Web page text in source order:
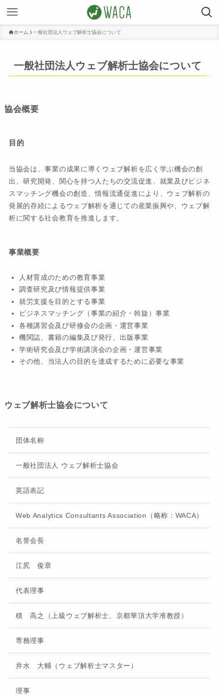
ホーム 一般社団法人ウェブ解析士協会について
一般社団法人ウェブ解析士協会について
協会概要
目的
当協会は、事業の成果に導くウェブ解析を広く学ぶ機会の創
出、研究開発、関心を持つ人たちの交流促進、就業及びビジネ
スマッチング機会の創造、情報流通促進により、ウェブ解析の
発展的存続によるウェブ解析を通じての産業振興や、ウェブ解
析に関する社会教育を推進します。
事業概要
人材育成のための教育事業
調査研究及び情報提供事業
就労支援を目的とする事業
ビジネスマッチング（事業の紹介・斡旋）事業
各種講習会及び研修会の企画・運営事業
機関誌、書籍の編集及び発行、出版事業
学術研究会及び学術講演会の企画・運営事業
その他、当法人の目的を達成するために必要な事業
ウェブ解析士協会について
団体名称
一般社団法人 ウェブ解析士協会
英語表記
Web Analytics Consultants Association（略称：WACA）
名誉会長
江尻 俊章
代表理事
積 高之（上級ウェブ解析士、京都華頂大学准教授）
専務理事
井水 大輔（ウェブ解析士マスター）
理事